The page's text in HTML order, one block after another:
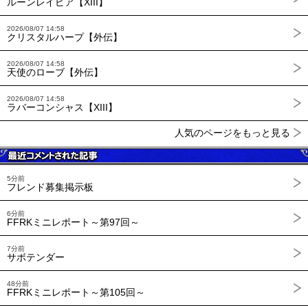
2026/08/07 14:58
クリスタルハープ【外伝】
2026/08/07 14:58
天使のローブ【外伝】
2026/08/07 14:58
ラバーコンシャス【XIII】
人気のページをもっと見る
5分前
フレンド募集掲示板
6分前
FFRKミニレポート～第97回～
7分前
サボテンダー
48分前
FFRKミニレポート～第105回～